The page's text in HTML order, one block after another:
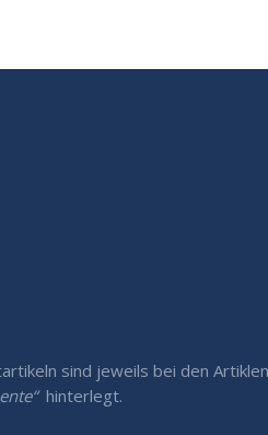
sind jeweils bei den
hinterlegt.